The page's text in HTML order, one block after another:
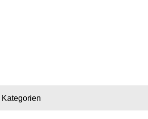
Kategorien